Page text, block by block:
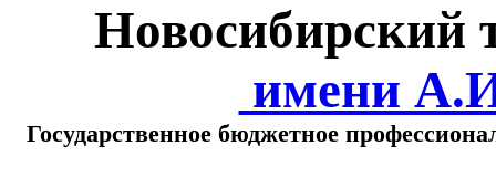
Новосибирский
имени
Государственное бюджетное